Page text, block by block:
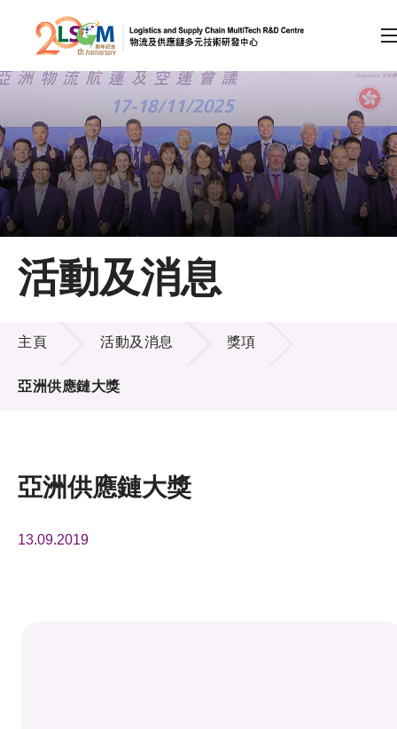
跳到內容（按回車鍵）
會員登入
A A EN 繁 简
主頁
關於LSCM
技術商品化
項目及資助計劃
活動及消息
活動及消息
主頁 活動及消息 獎項
亞洲供應鏈大獎
亞洲供應鏈大獎
13.09.2019